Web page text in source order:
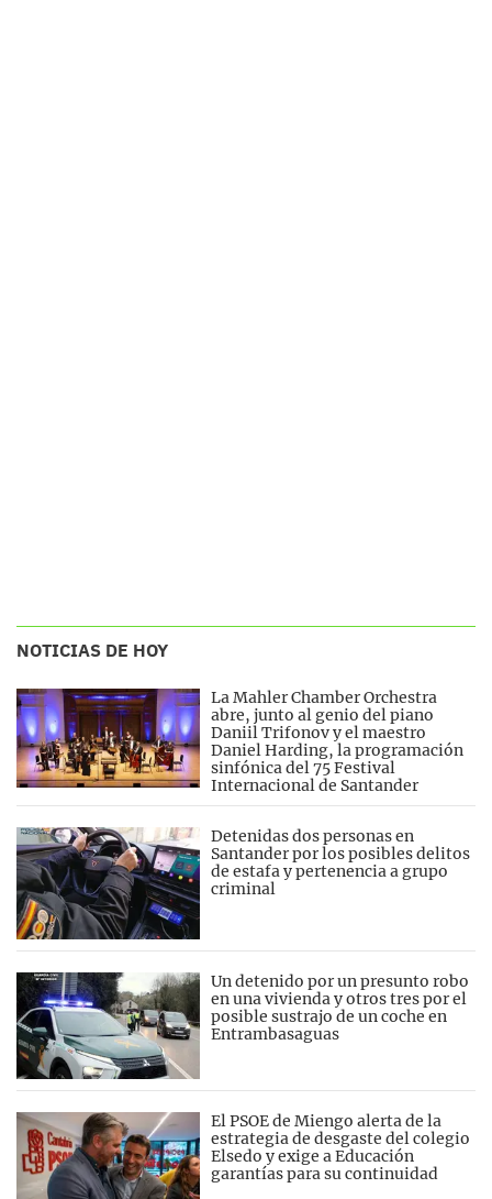
NOTICIAS DE HOY
La Mahler Chamber Orchestra
abre, junto al genio del piano
Daniil Trifonov y el maestro
Daniel Harding, la programación
sinfónica del 75 Festival
Internacional de Santander
Detenidas dos personas en
Santander por los posibles delitos
de estafa y pertenencia a grupo
criminal
Un detenido por un presunto robo
en una vivienda y otros tres por el
posible sustrajo de un coche en
Entrambasaguas
El PSOE de Miengo alerta de la
estrategia de desgaste del colegio
Elsedo y exige a Educación
garantías para su continuidad